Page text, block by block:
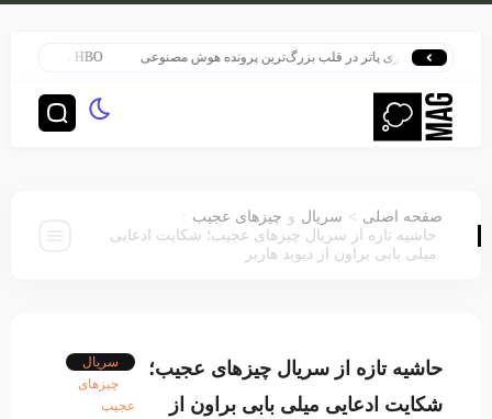
هری پاتر در قلب بزرگ‌ترین پرونده هوش مصنوعی
صفحه اصلی > سریال و چیزهای عجیب :
حاشیه تازه از سریال چیزهای عجیب؛ شکایت ادعایی
میلی بابی براون از دیوید هاربر
حاشیه تازه از سریال چیزهای عجیب؛
شکایت ادعایی میلی بابی براون از
سریال
چیزهای
عجیب